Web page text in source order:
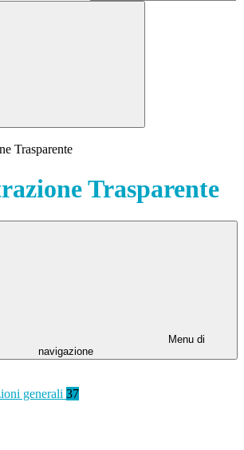
Trasparente
Trasparente
Menu di
navigazione
generali 37